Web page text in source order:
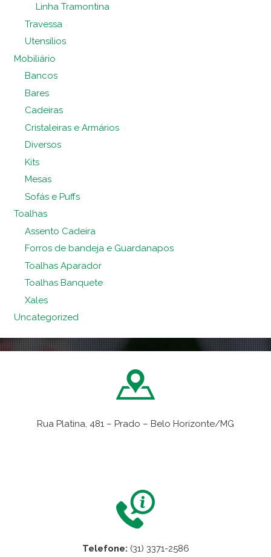
Linha Tramontina
Travessa
Utensílios
Mobiliário
Bancos
Bares
Cadeiras
Cristaleiras e Armários
Diversos
Kits
Mesas
Sofás e Puffs
Toalhas
Assento Cadeira
Forros de bandeja e Guardanapos
Toalhas Aparador
Toalhas Banquete
Xales
Uncategorized
Rua Platina, 481 – Prado – Belo Horizonte/MG
Telefone: (31) 3371-2586